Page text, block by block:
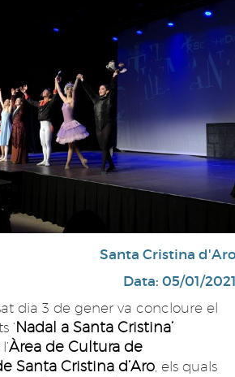
Santa Cristina
Data: 05/01/
dia 3 de gener va concloure el
‘Nadal a Santa Cristina’
Àrea de Cultura de
Santa Cristina d’Aro, els quals